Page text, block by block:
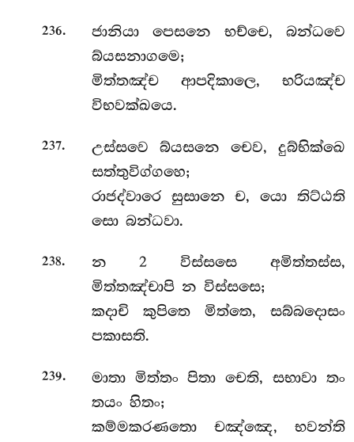
236. ජානියා පෙසනෙ භච්චෙ, බන්ධවෙ
බ්යසනාගමෙ;
මිත්තඤ්ච ආපදිකාලෙ, භරියඤ්ච
විභවක්ඛයෙ.
237.
උස්සවෙ බ්යසනෙ චෙව, දුබ්භික්ඛෙ
සත්තුවිග්ගහෙ;
රාජද්වාරෙ සුසානෙ ච, යො තිට්ඨති
සො බන්ධවා.
238. න2 විස්සසෙ අමිත්තස්ස,
මිත්තඤ්චාපි න විස්සසෙ;
කදාචි කුපිතෙ මිත්තෙ, සබ්බදොසං
පකාසති.
239.
මාතා මිත්තං පිතා චෙති, සභාවා තං
තයං හිතං;
කම්මකරණතො චඤ්ඤෙ, භවන්ති